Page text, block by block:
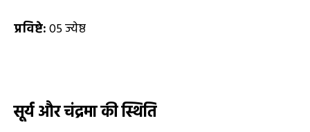
प्रविष्टे:05 ज्येष्ठ
सूर्य और चंद्रमा की स्थिति